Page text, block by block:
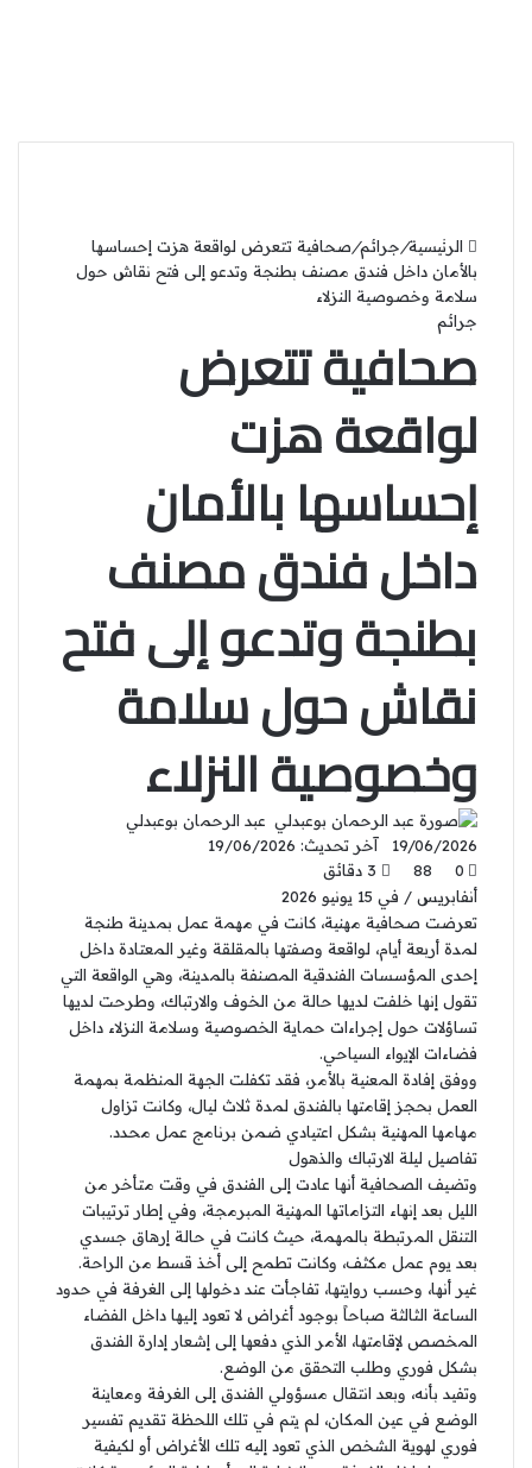
الرئيسية/جرائم/صحافية تتعرض لواقعة هزت إحساسها
بالأمان داخل فندق مصنف بطنجة وتدعو إلى فتح نقاش حول
سلامة وخصوصية النزلاء
جرائم
صحافية تتعرض
لواقعة هزت
إحساسها بالأمان
داخل فندق مصنف
بطنجة وتدعو إلى فتح
نقاش حول سلامة
وخصوصية النزلاء
عبد الرحمان بوعبدلي
19/06/2026
آخر تحديث: 19/06/2026
0
أنفابريس / في 15 يونيو 2026
تعرضت صحافية مهنية، كانت في مهمة عمل بمدينة طنجة
لمدة أربعة أيام، لواقعة وصفتها بالمقلقة وغير المعتادة داخل
إحدى المؤسسات الفندقية المصنفة بالمدينة، وهي الواقعة التي
تقول إنها خلفت لديها حالة من الخوف والارتباك، وطرحت لديها
تساؤلات حول إجراءات حماية الخصوصية وسلامة النزلاء داخل
فضاءات الإيواء السياحي.
ووفق إفادة المعنية بالأمر، فقد تكفلت الجهة المنظمة بمهمة
العمل بحجز إقامتها بالفندق لمدة ثلاث ليال، وكانت تزاول
مهامها المهنية بشكل اعتيادي ضمن برنامج عمل محدد.
تفاصيل ليلة الارتباك والذهول
وتضيف الصحافية أنها عادت إلى الفندق في وقت متأخر من
الليل بعد إنهاء التزاماتها المهنية المبرمجة، وفي إطار ترتيبات
التنقل المرتبطة بالمهمة، حيث كانت في حالة إرهاق جسدي
بعد يوم عمل مكثف، وكانت تطمح إلى أخذ قسط من الراحة.
غير أنها، وحسب روايتها، تفاجأت عند دخولها إلى الغرفة في حدود
الساعة الثالثة صباحاً بوجود أغراض لا تعود إليها داخل الفضاء
المخصص لإقامتها، الأمر الذي دفعها إلى إشعار إدارة الفندق
بشكل فوري وطلب التحقق من الوضع.
وتفيد بأنه، وبعد انتقال مسؤولي الفندق إلى الغرفة ومعاينة
الوضع في عين المكان، لم يتم في تلك اللحظة تقديم تفسير
فوري لهوية الشخص الذي تعود إليه تلك الأغراض أو لكيفية